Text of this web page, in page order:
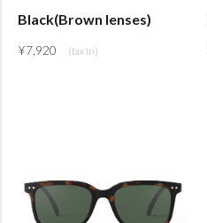
Black(Brown lenses)
¥7,920